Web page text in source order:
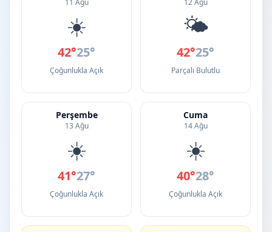
11 Ağu
☀️
42°25°
Çoğunlukla Açık
12 Ağu
🌤️
42°25°
Parçalı Bulutlu
Perşembe
13 Ağu
☀️
41°27°
Çoğunlukla Açık
Cuma
14 Ağu
☀️
40°28°
Çoğunlukla Açık